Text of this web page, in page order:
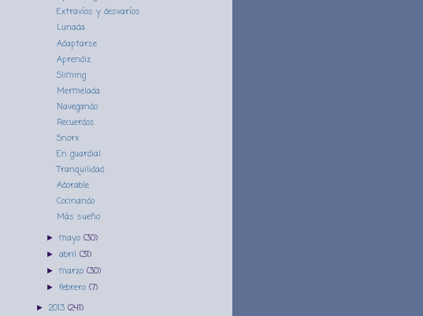
Extravíos y desvaríos
Lunada
Adaptarse
Aprendiz
Sliming
Mermelada
Navegando
Recuerdos
Snorx
En guardia!
Tranquilidad
Adorable
Cocinando
Más sueño
► mayo (30)
► abril (31)
► marzo (30)
► febrero (7)
► 2013 (241)